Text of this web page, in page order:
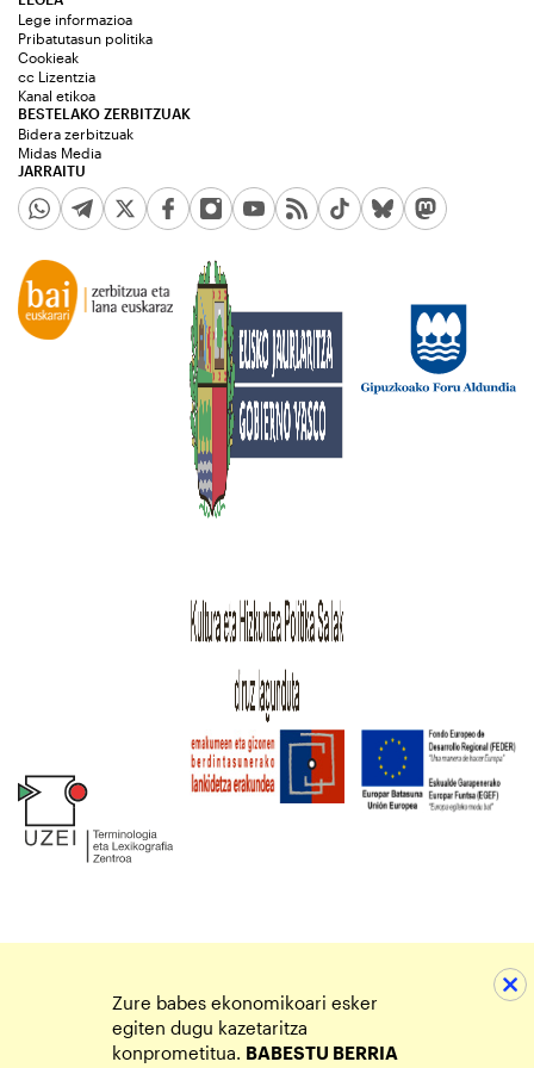
JARRAITU
Lege informazioa
Pribatutasun politika
Cookieak
cc Lizentzia
Kanal etikoa
BESTELAKO ZERBITZUAK
Bidera zerbitzuak
Midas Media
Zure babes ekonomikoari esker
egiten dugu kazetaritza
konprometitua. BABESTU BERRIA